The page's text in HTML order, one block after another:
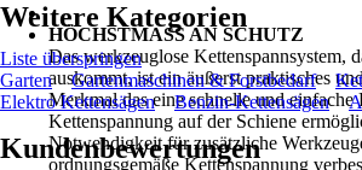
HÖCHSTMASS AN SCHUTZ
Das werkzeuglose Kettenspannsystem,
auskommt, ist ein äußerst praktisches
Merkmal das eine schnelle und einfache
Kettenspannung auf der Schiene
Notwendigkeit für zusätzliche
ordnungsgemäße Kettenspannung
Weitere Kategorien
Liste überspringen
Garten
Gartenmaschinen & Forstbedarf
Elektro Kettensägen
Benzin-Kettensägen
Kundenbewertungen